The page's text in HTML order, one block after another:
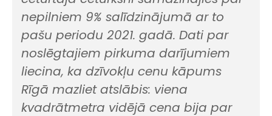
nepilniem 9% salīdzinājumā ar to
pašu periodu 2021. gadā. Dati par
noslēgtajiem pirkuma darījumiem
liecina, ka dzīvokļu cenu kāpums
Rīgā mazliet atslābis: viena
kvadrātmetra vidējā cena bija par